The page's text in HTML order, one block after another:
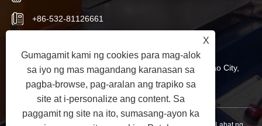
+86-532-81126661
Nuozhuang, Sanlihe Office, Jiaozhou City, Qingdao City,
Shandong Province, China
X
Gumagamit kami ng cookies para mag-alok
sa iyo ng mas magandang karanasan sa
pagba-browse, pag-aralan ang trapiko sa
site at i-personalize ang content. Sa
paggamit ng site na ito, sumasang-ayon ka